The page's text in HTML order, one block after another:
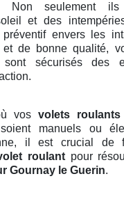
Non seulement
et des
envers les
et de bonne qualité,
sécurisés des
vosvolets
manuels ou
il est crucial de
roulantpour
Gournay le Guerin.